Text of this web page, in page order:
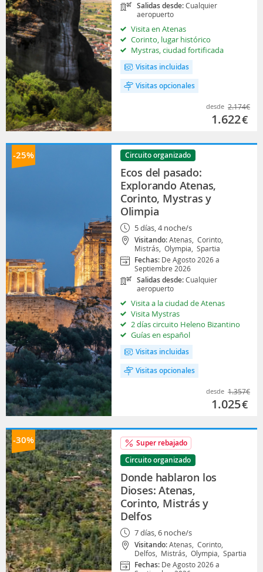
Salidas desde:Cualquier
aeropuerto
Visita en Atenas
Corinto, lugar histórico
Mystras, ciudad fortificada
Visitas incluidas
Visitas opcionales
desde 2.174€
1.622€
-25% Circuito organizado
Ecos del pasado:
Explorando Atenas,
Corinto, Mystras y
Olimpia
5 días, 4 noche/s
Visitando:Atenas, Corinto,
Mistrás, Olympia, Spartia
Fechas: De Agosto 2026 a
Septiembre 2026
Salidas desde:Cualquier
aeropuerto
Visita a la ciudad de Atenas
Visita Mystras
2 días circuito Heleno Bizantino
Guías en español
Visitas incluidas
Visitas opcionales
desde 1.357€
1.025€
-30%
Super rebajado
Circuito organizado
Donde hablaron los
Dioses: Atenas,
Corinto, Mistrás y
Delfos
7 días, 6 noche/s
Visitando:Atenas, Corinto,
Delfos, Mistrás, Olympia, Spartia
Fechas: De Agosto 2026 a